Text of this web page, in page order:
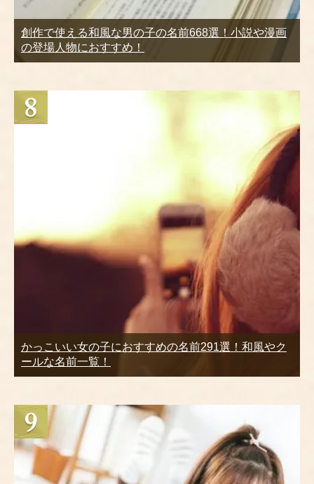
創作で使える和風な男の子の名前668選！小説や漫画
の登場人物におすすめ！
かっこいい女の子におすすめの名前291選！和風やク
ールな名前一覧！